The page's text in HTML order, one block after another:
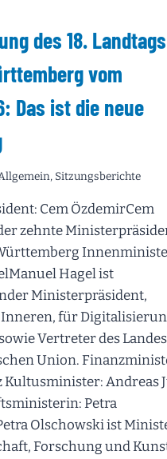
VON
BADEN-
WÜRTTEMBERG
20.05.2026:
REGIERUNGSERKLÄRUNG
CEM
des 18.
vom
Das ist die neue
, Sitzungsberichte
Cem ÖzdemirCem
zehnte
Hagel ist
Ministerpräsident,
für
Vertreter des
Union.
Kultusminister: Andreas
Petra
Olschowski ist
Forschung und